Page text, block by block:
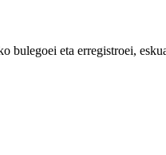
bulegoei eta erregistroei,